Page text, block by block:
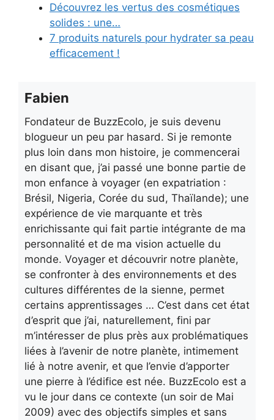
Découvrez les vertus des cosmétiques
solides : une…
7 produits naturels pour hydrater sa peau
efficacement !
Fabien
Fondateur de BuzzEcolo, je suis devenu
blogueur un peu par hasard. Si je remonte
plus loin dans mon histoire, je commencerai
en disant que, j’ai passé une bonne partie de
mon enfance à voyager (en expatriation :
Brésil, Nigeria, Corée du sud, Thaïlande); une
expérience de vie marquante et très
enrichissante qui fait partie intégrante de ma
personnalité et de ma vision actuelle du
monde. Voyager et découvrir notre planète,
se confronter à des environnements et des
cultures différentes de la sienne, permet
certains apprentissages … C’est dans cet état
d’esprit que j’ai, naturellement, fini par
m’intéresser de plus près aux problématiques
liées à l’avenir de notre planète, intimement
lié à notre avenir, et que l’envie d’apporter
une pierre à l’édifice est née. BuzzEcolo est a
vu le jour dans ce contexte (un soir de Mai
2009) avec des objectifs simples et sans